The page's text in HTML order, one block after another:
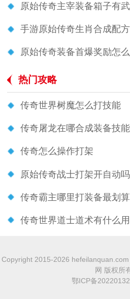
原始传奇主宰装备箱子有
手游原始传奇生肖合成配方
原始传奇装备首爆奖励怎
热门攻略
传奇世界树魔怎么打技能
传奇屠龙在哪合成装备技能
传奇怎么操作打架
原始传奇战士打架开自动吗
传奇霸主哪里打装备最划算
传奇世界道士道术有什么用
Copyright 2015-2026
网 版权所
鄂ICP备